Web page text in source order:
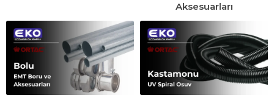
Aksesuarları